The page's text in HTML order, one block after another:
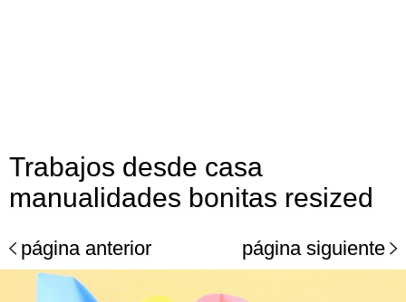
Trabajos desde casa
manualidades bonitas resized
página anterior página siguiente